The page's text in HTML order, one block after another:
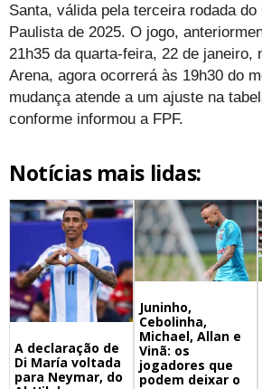
Santa, válida pela terceira rodada do
Paulista de 2025. O jogo,
21h35 da quarta-feira, 22 de janeiro,
Arena, agora ocorrerá às 19h30 do
mudança atende a um ajuste na
conforme informou a FPF.
Notícias mais lidas:
A declaração de
Di María voltada
para Neymar, do
Juninho,
Cebolinha,
Michael, Allan e
Vinã: os
jogadores que
podem deixar o